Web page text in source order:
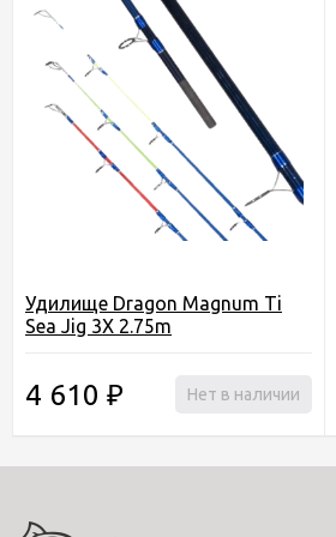
Удилище Dragon Magnum Ti
Sea Jig 3X 2.75m
4 610 ₽ Нет в наличии